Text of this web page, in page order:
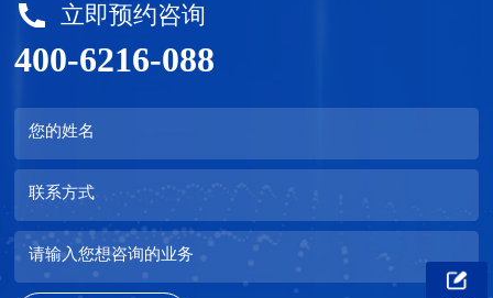
立即预约咨询
400-6216-088
您的姓名
联系方式
请输入您想咨询的业务